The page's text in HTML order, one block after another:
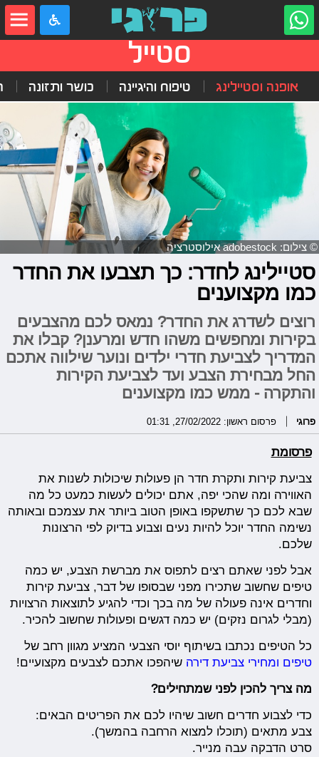
סטייל
אופנה וסטיילינג טיפוח והיגיינה כושר ותזונה
© צילום: adobestock אילוסטרציה
סטיילינג לחדר: כך תצבעו את החדר
כמו מקצוענים
רוצים לשדרג את החדר? נמאס לכם מהצבעים
בקירות ומחפשים משהו חדש ומרענן? קבלו את
המדריך לצביעת חדרי ילדים ונוער שילווה אתכם
החל מבחירת הצבע ועד לצביעת הקירות
והתקרה - ממש כמו מקצוענים
פרוגי פרסום ראשון: 27/02/2022, 01:31
פרסומת
צביעת קירות ותקרת חדר הן פעולות שיכולות לשנות את
האווירה ומה שהכי יפה, אתם יכולים לעשות כמעט כל מה
שבא לכם כך שתשקפו באופן הטוב ביותר את עצמכם ובאותה
נשימה החדר יוכל להיות נעים וצבוע בדיוק לפי הרצונות
שלכם.
אבל לפני שאתם רצים לתפוס את מברשת הצבע, יש כמה
טיפים שחשוב שתכירו מפני שבסופו של דבר, צביעת קירות
וחדרים אינה פעולה של מה בכך וכדי להגיע לתוצאות הרצויות
(מבלי לגרום נזקים) יש כמה דגשים ופעולות שחשוב להכיר.
כל הטיפים נכתבו בשיתוף יוסי הצבעי המציע מגוון רחב של
טיפים ומחירי צביעת דירה שיהפכו אתכם לצבעים מקצועיים!
מה צריך להכין לפני שמתחילים?
כדי לצבוע חדרים חשוב שיהיו לכם את הפריטים הבאים:
צבע מתאים (תוכלו למצוא הרחבה בהמשך).
סרט הדבקה עבה מנייר.